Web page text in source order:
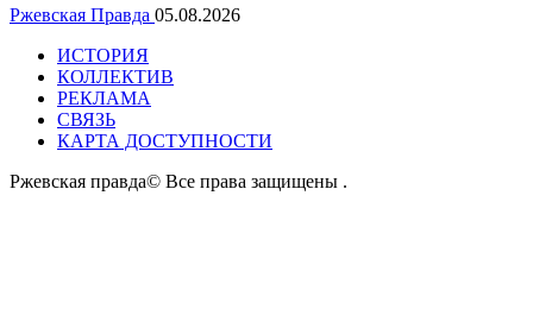
Ржевская Правда 05.08.2026
ИСТОРИЯ
КОЛЛЕКТИВ
РЕКЛАМА
СВЯЗЬ
КАРТА ДОСТУПНОСТИ
Ржевская правда© Все права защищены .